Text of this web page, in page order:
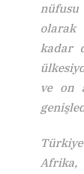
olarak
kadar
ve on